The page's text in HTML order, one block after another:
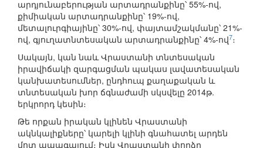
արդյունաբերության արտադրանքինը՝ 55%-ով,
քիմիական արտադրանքինը՝ 19%-ով,
մետալուրգիայինը՝ 30%-ով, փայտամշակմանը՝ 21%-
ով, գյուղատնտեսական արտադրանքինը՝ 4%-ով7։
Սակայն, կան նաև Վրաստանի տնտեսական
իրավիճակի զարգացման պակաս լավատեսական
կանխատեսումներ, ընդհուպ քաղաքական և
տնտեսական խոր ճգնաժամի սկսվելը 2014թ.
երկրորդ կեսին։
Թե որքան իրական կլինեն Վրաստանի
ակնկալիքները՝ կարելի կլինի գնահատել արդեն
մոտ ապագայում։ Իսկ Վրաստանի փորձը